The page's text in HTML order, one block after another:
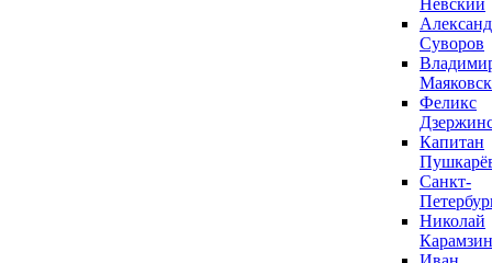
Невский
Суворов
Феликс
Капитан
Санкт-
Николай
Карамзин